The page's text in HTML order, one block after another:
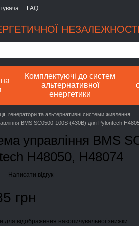
FAQ
Комплектуючі до систем
альтернативної
енергетики
генератори та альтернативні системи живлення
BMS SC0500-100S (430В) для Pylontech
управління BMS
H48050, H48074
Написати відгук
грн
для відображення накопичувальної знижки